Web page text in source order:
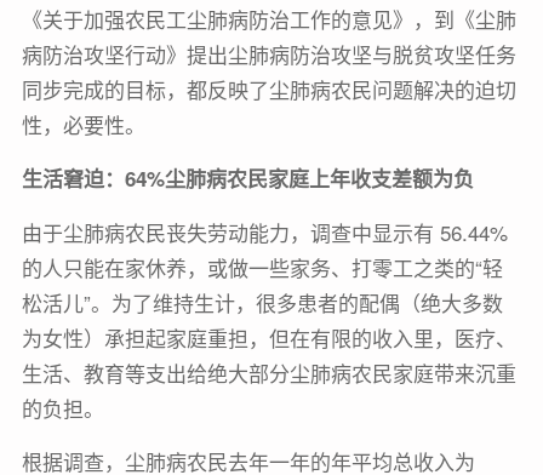
《关于加强农民工尘肺病防治工作的意见》，到《尘肺
病防治攻坚行动》提出尘肺病防治攻坚与脱贫攻坚任务
同步完成的目标，都反映了尘肺病农民问题解决的迫切
性，必要性。
生活窘迫：64%尘肺病农民家庭上年收支差额为负
由于尘肺病农民丧失劳动能力，调查中显示有 56.44%
的人只能在家休养，或做一些家务、打零工之类的“轻
松活儿”。为了维持生计，很多患者的配偶（绝大多数
为女性）承担起家庭重担，但在有限的收入里，医疗、
生活、教育等支出给绝大部分尘肺病农民家庭带来沉重
的负担。
根据调查，尘肺病农民去年一年的年平均总收入为